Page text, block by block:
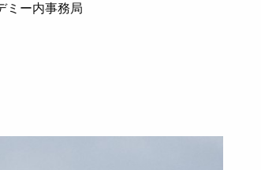
ミー内事務局